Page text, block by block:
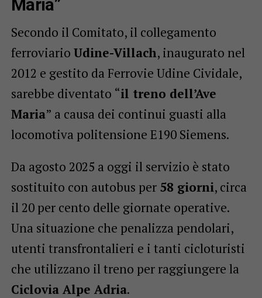
Maria”
Secondo il Comitato, il collegamento
ferroviario Udine-Villach, inaugurato nel
2012 e gestito da Ferrovie Udine Cividale,
sarebbe diventato “il treno dell’Ave
Maria” a causa dei continui guasti alla
locomotiva politensione E190 Siemens.
Da agosto 2025 a oggi il servizio è stato
sostituito con autobus per 58 giorni, circa
il 20 per cento delle giornate operative.
Una situazione che penalizza pendolari,
utenti transfrontalieri e i tanti cicloturisti
che utilizzano il treno per raggiungere la
Ciclovia Alpe Adria.